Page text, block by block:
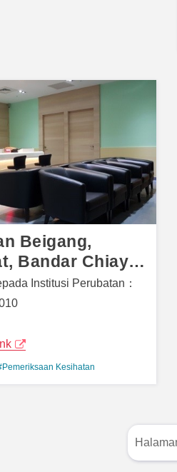
Beigang,
Bandar Chiayi
China)
Institusi Perubatan：
Kesihatan